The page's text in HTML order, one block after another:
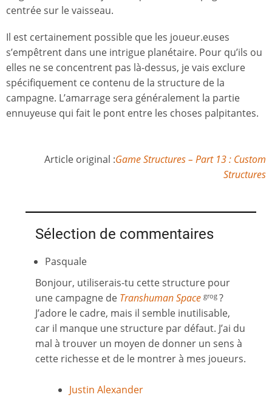
centrée sur le vaisseau.
Il est certainement possible que les joueur.euses
s’empêtrent dans une intrigue planétaire. Pour qu’ils ou
elles ne se concentrent pas là-dessus, je vais exclure
spécifiquement ce contenu de la structure de la
campagne. L’amarrage sera généralement la partie
ennuyeuse qui fait le pont entre les choses palpitantes.
Article original :Game Structures – Part 13 : Custom
Structures
Sélection de commentaires
Pasquale
Bonjour, utiliserais-tu cette structure pour
une campagne de Transhuman Space grog ?
J’adore le cadre, mais il semble inutilisable,
car il manque une structure par défaut. J’ai du
mal à trouver un moyen de donner un sens à
cette richesse et de le montrer à mes joueurs.
Justin Alexander